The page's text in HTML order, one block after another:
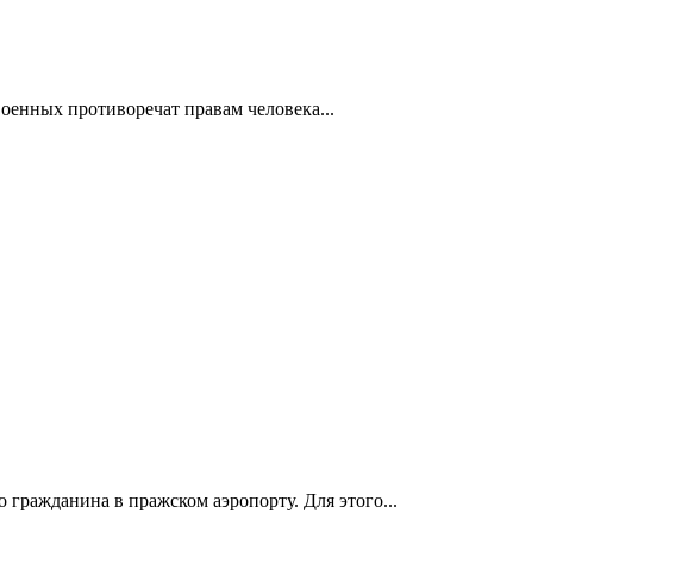
противоречат правам человека...
в пражском аэропорту. Для этого...